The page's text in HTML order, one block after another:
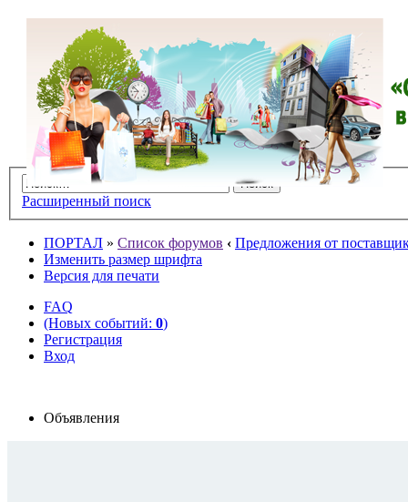
Расширенный поиск
ПОРТАЛ » Список форумов ‹ Предложения от
Изменить размер шрифта
Версия для печати
FAQ
(Новых событий: 0)
Регистрация
Вход
Объявления